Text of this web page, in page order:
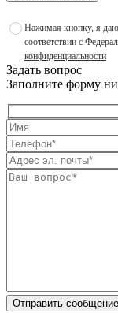
Нажимая кнопку, я даю
соответствии с
конфиденциальности
Задать вопрос
Заполните форму
Отправить сообщение